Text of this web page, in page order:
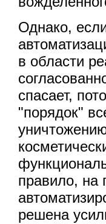
Однако,
в области
спасает,
"порядок"
правило, на
решена